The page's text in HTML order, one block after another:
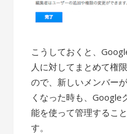
こうしておくと、
人に対してまとめて権
ので、新しいメンバー
くなった時も、Google
能を使って管理するこ
す。